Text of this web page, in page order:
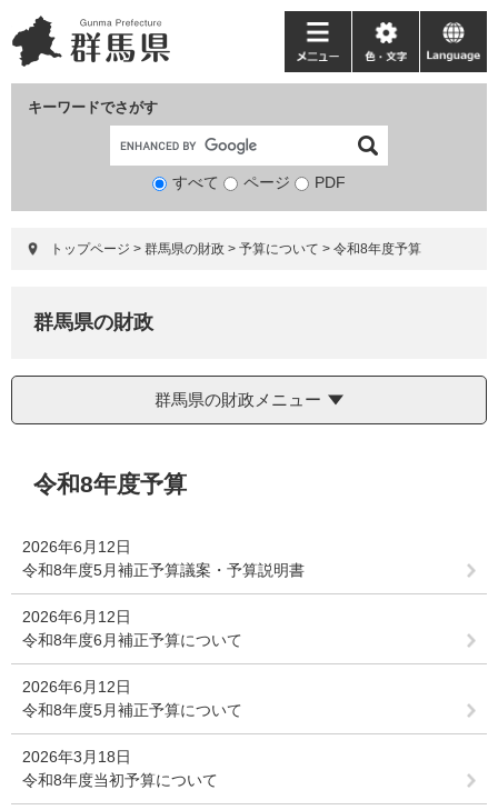
ー
ジ
ニ
ュ
て
キーワードでさがす
検
象
すべて ページ PDF
メ
ニ
ー
色・
文
language
トップページ > 群馬県の財政 > 予算について > 令和8年度予算
群馬県の財政
群馬県の財政メニュー
令和8年度予算
2026年6月12日
令和8年度5月補正予算議案・予算説明書
2026年6月12日
令和8年度6月補正予算について
2026年6月12日
令和8年度5月補正予算について
2026年3月18日
令和8年度当初予算について